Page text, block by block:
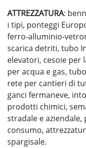
ATTREZZATURA:
i tipi, ponteggi
ferro-alluminio-
scarica detriti, tubo
elevatori, cesoie per
per acqua e gas,
rete per cantieri di
ganci fermaneve,
prodotti chimici,
stradale e
consumo,
spargisale.